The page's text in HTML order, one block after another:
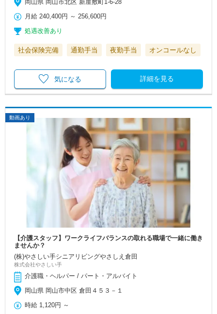
岡山県 岡山市北区 新屋敷町1-6-28
月給 240,400円 ～256,600円
処遇改善あり
社会保険完備 通勤手当 夜勤手当 オンコールなし
詳細を見る
気になる
動画あり
【介護スタッフ】ワークライフバランスの取れる職場で一緒に働き
ませんか？
(株)やさしい手シニアリビングやさしえ倉田
株式会社やさしい手
介護職・ヘルパー / パート・アルバイト
岡山県 岡山市中区 倉田４５３－１
時給 1,120円 ～